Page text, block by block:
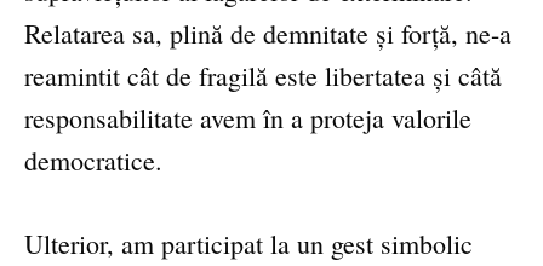
Relatarea sa, plină de demnitate și forță, ne-a
reamintit cât de fragilă este libertatea și câtă
responsabilitate avem în a proteja valorile
democratice.
Ulterior, am participat la un gest simbolic